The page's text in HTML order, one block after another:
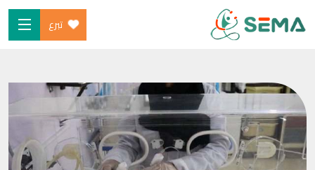
content
تبرع
من نحن
البرامج
ساهم